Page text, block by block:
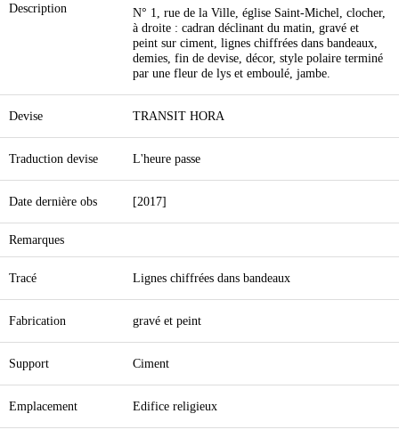
Description
N° 1, rue de la Ville, église Saint-Michel, clocher,
à droite : cadran déclinant du matin, gravé et
peint sur ciment, lignes chiffrées dans bandeaux,
demies, fin de devise, décor, style polaire terminé
par une fleur de lys et emboulé, jambe.
Devise TRANSIT HORA
Traduction devise L'heure passe
Date dernière obs [2017]
Remarques
Tracé Lignes chiffrées dans bandeaux
Fabrication gravé et peint
Support Ciment
Emplacement Edifice religieux